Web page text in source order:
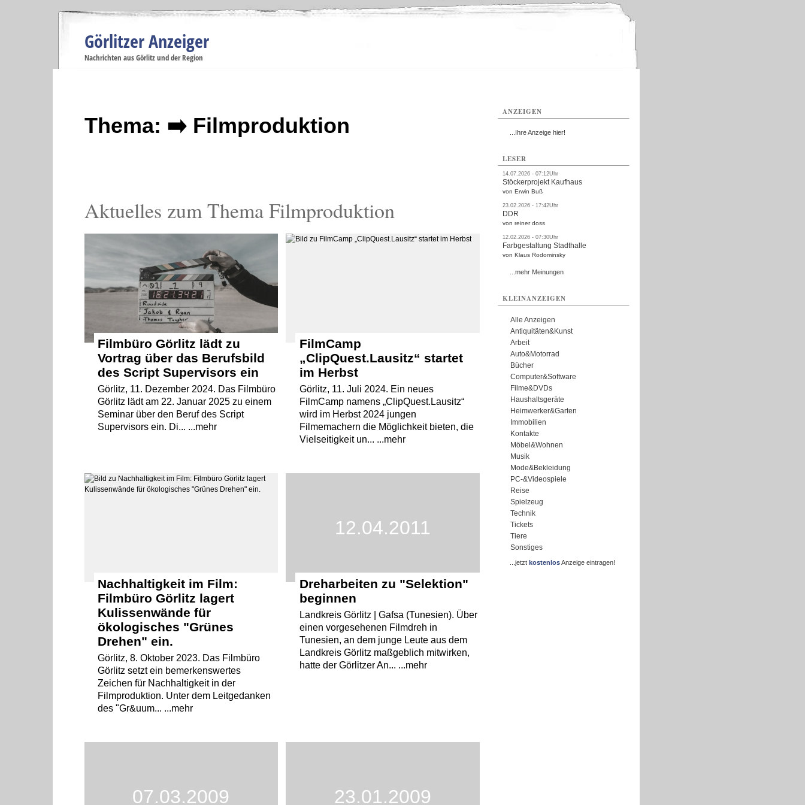
Görlitzer Anzeiger
Nachrichten aus Görlitz und der Region
Thema: ➡️ Filmproduktion
Aktuelles zum Thema Filmproduktion
Filmbüro Görlitz lädt zu
Vortrag über das Berufsbild
des Script Supervisors ein
Görlitz, 11. Dezember 2024. Das Filmbüro
Görlitz lädt am 22. Januar 2025 zu einem
Seminar über den Beruf des Script
Supervisors ein. Di... ...mehr
FilmCamp
„ClipQuest.Lausitz“ startet
im Herbst
Görlitz, 11. Juli 2024. Ein neues
FilmCamp namens „ClipQuest.Lausitz“
wird im Herbst 2024 jungen
Filmemachern die Möglichkeit bieten, die
Vielseitigkeit un... ...mehr
Nachhaltigkeit im Film:
Filmbüro Görlitz lagert
Kulissenwände für
ökologisches "Grünes
Drehen" ein.
Görlitz, 8. Oktober 2023. Das Filmbüro
Görlitz setzt ein bemerkenswertes
Zeichen für Nachhaltigkeit in der
Filmproduktion. Unter dem Leitgedanken
des "Gr&uum... ...mehr
12.04.2011
Dreharbeiten zu "Selektion"
beginnen
Landkreis Görlitz | Gafsa (Tunesien). Über
einen vorgesehenen Filmdreh in
Tunesien, an dem junge Leute aus dem
Landkreis Görlitz maßgeblich mitwirken,
hatte der Görlitzer An... ...mehr
07.03.2009 23.01.2009
ANZEIGEN
...Ihre Anzeige hier!
LESER
14.07.2026 - 07:12Uhr
Stöckerprojekt Kaufhaus
von Erwin Buß
23.02.2026 - 17:42Uhr
DDR
von reiner doss
12.02.2026 - 07:30Uhr
Farbgestaltung Stadthalle
von Klaus Rodominsky
...mehr Meinungen
KLEINANZEIGEN
Alle Anzeigen
Antiquitäten&Kunst
Arbeit
Auto&Motorrad
Bücher
Computer&Software
Filme&DVDs
Haushaltsgeräte
Heimwerker&Garten
Immobilien
Kontakte
Möbel&Wohnen
Musik
Mode&Bekleidung
PC-&Videospiele
Reise
Spielzeug
Technik
Tickets
Tiere
Sonstiges
...jetzt kostenlosAnzeige eintragen!